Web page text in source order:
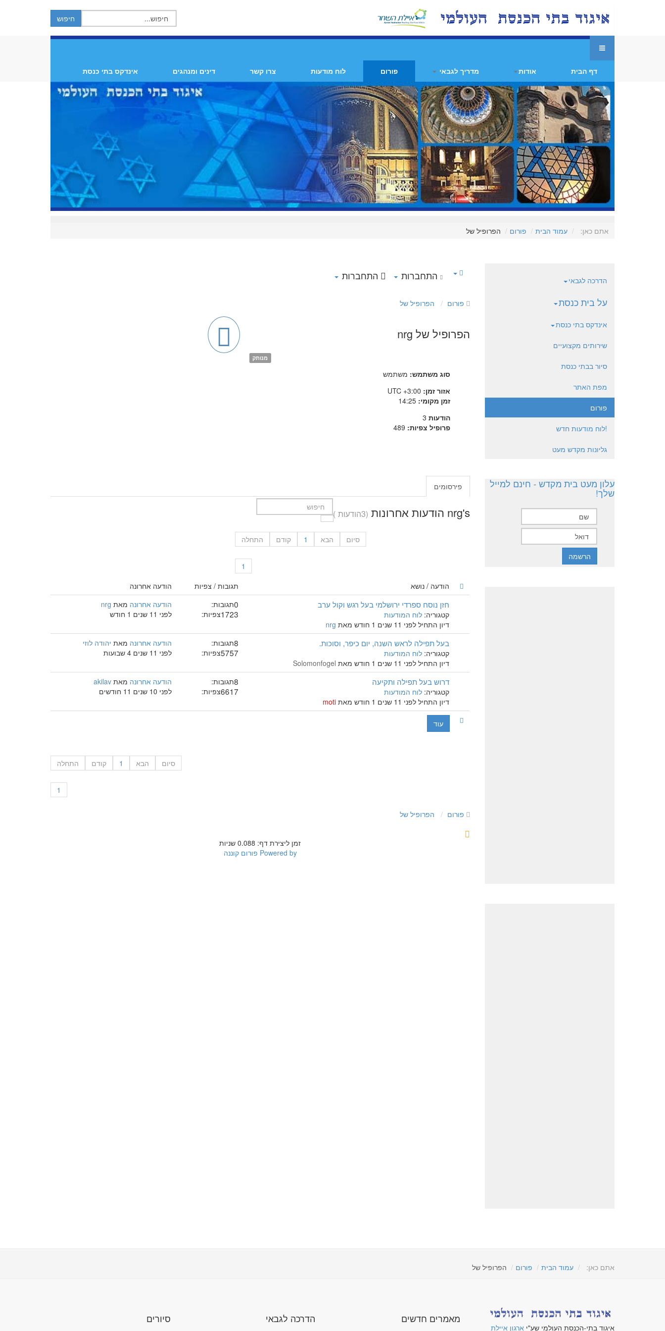
דף הבית אודות מדריך לגבאי פורום לוח מודעות צרו קשר דינים ומנהגים אינדקס בתי כנסת
אתם כאן: עמוד הבית פורום הפרופיל של
התחברות התחברות
פורום הפרופיל של
הפרופיל של nrg
מנותק
סוג משתמש: משתמש
אזור זמן: UTC +3:00
זמן מקומי: 14:25
הודעות 3
פרופיל צפיות: 489
פירסומים
nrg's הודעות אחרונות (3הודעות )
התחלה קודם 1 הבא סיום
1
הודעה / נושא
תגובות / צפיות הודעה אחרונה
עוד
חזן נוסח ספרדי ירושלמי בעל רגש וקול ערב
קטגוריה: לוח המודעות
דיון התחיל לפני 11 שנים 1 חודש מאת
nrg
תגובות:0
צפיות:1723
הודעה אחרונה מאת nrg
לפני 11 שנים 1 חודש
בעל תפילה לראש השנה, יום כיפר, וסוכות.
קטגוריה: לוח המודעות
דיון התחיל לפני 11 שנים 1 חודש מאת
Solomonfogel
תגובות:8
צפיות:5757
הודעה אחרונה מאת יהודה לוזי
לפני 11 שנים 4 שבועות
דרוש בעל תפילה ותקיעה
קטגוריה: לוח המודעות
דיון התחיל לפני 11 שנים 1 חודש מאת
moti
תגובות:8
צפיות:6617
הודעה אחרונה מאת akilav
לפני 10 שנים 11 חודשים
התחלה קודם 1 הבא סיום
1
פורום הפרופיל של
זמן ליצירת דף: 0.088 שניות
Powered by פורום קוננה
הדרכה לגבאי
על בית כנסת
אינדקס בתי כנסת
שירותים מקצועיים
סיור בבתי כנסת
מפת האתר
פורום
!לוח מודעות חדש
גליונות מקדש מעט
עלון מעט בית מקדש - חינם למייל
שלך!
אתם כאן: עמוד הבית פורום הפרופיל של
איגוד בתי-הכנסת העולמי שע"י ארגון איילת
מאמרים חדשים הדרכה לגבאי סיורים